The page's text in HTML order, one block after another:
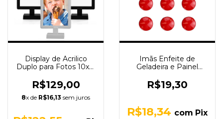
Display de Acrilico
Duplo para Fotos 10x15
R$129,00
8x de R$16,13 sem juros
Imãs Enfeite de
Geladeira e Painel
Unidades
R$19,30
R$18,34 com Pix